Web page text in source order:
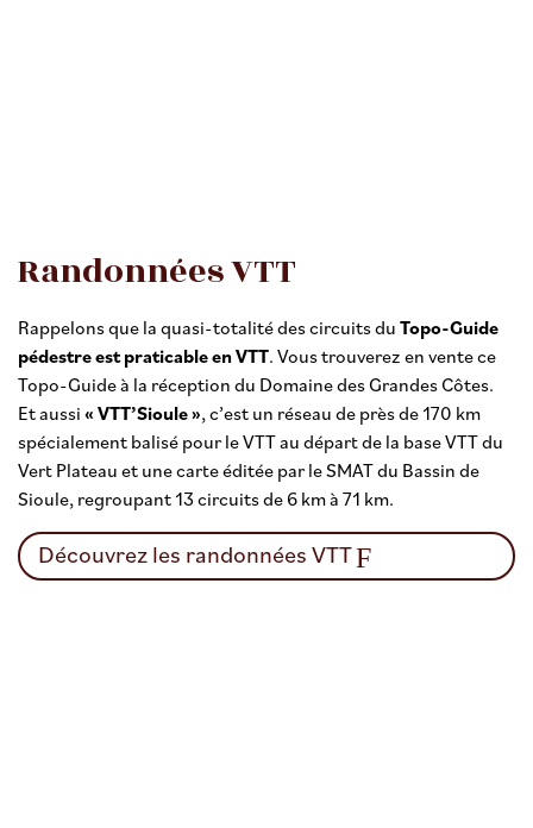
Randonnées VTT
Rappelons que la quasi-totalité des circuits du Topo-Guide
pédestre est praticable en VTT. Vous trouverez en vente ce
Topo-Guide à la réception du Domaine des Grandes Côtes.
Et aussi « VTT’Sioule », c’est un réseau de près de 170 km
spécialement balisé pour le VTT au départ de la base VTT du
Vert Plateau et une carte éditée par le SMAT du Bassin de
Sioule, regroupant 13 circuits de 6 km à 71 km.
Découvrez les randonnées VTT